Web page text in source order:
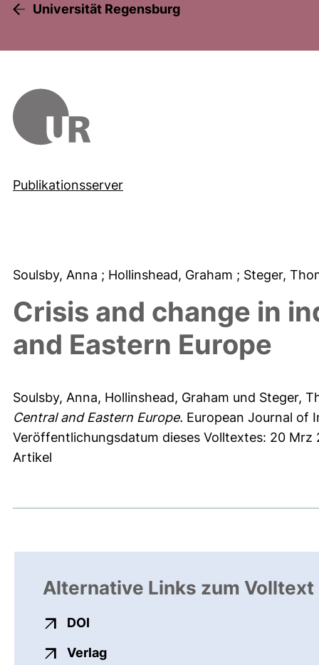
Universität Regensburg
Publikationsserver
Soulsby, Anna ; Hollinshead, Graham ; Steger,
Crisis and change in
and Eastern Europe
Soulsby, Anna, Hollinshead, Graham und Steger,
Central and Eastern Europe. European Journal of
Veröffentlichungsdatum dieses Volltextes: 20 Mrz
Artikel
Alternative Links zum Volltext
DOI
Verlagexterner Link, öffnet neues